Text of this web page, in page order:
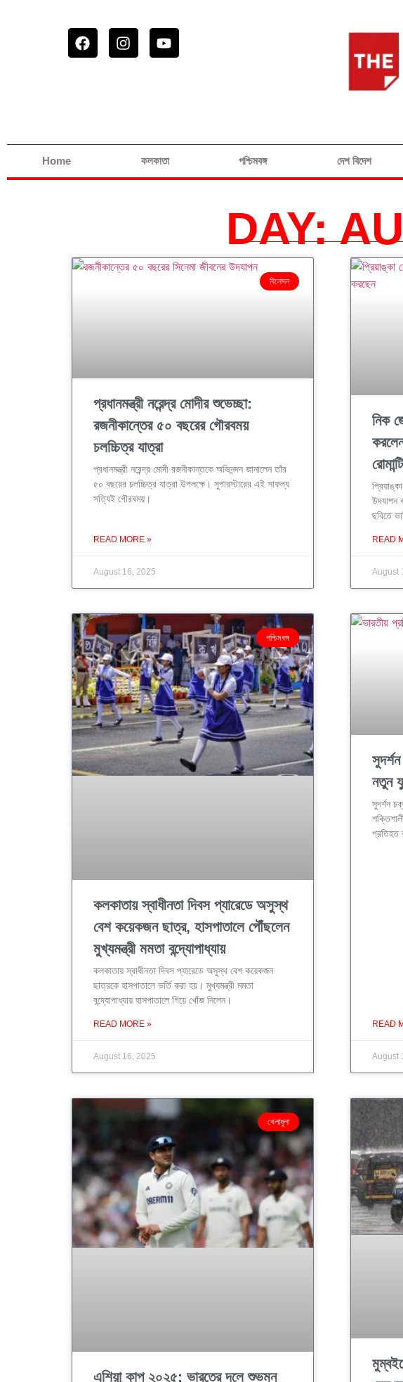
Home কলকাতা পশ্চিমবঙ্গ দেশ বিদেশ
DAY:
বিনোদন
প্রধানমন্ত্রী নরেন্দ্র মোদীর শুভেচ্ছা:
রজনীকান্তের ৫০ বছরের গৌরবময়
চলচ্চিত্র যাত্রা
প্রধানমন্ত্রী নরেন্দ্র মোদী রজনীকান্তকে অভিনন্দন জানালেন তাঁর
৫০ বছরের চলচ্চিত্র যাত্রা উপলক্ষে। সুপারস্টারের এই সাফল্য
সত্যিই গৌরবময়।
READ MORE »
August 16, 2025
নিক
উদযাপন
ছবিতে
READ
August
পশ্চিমবঙ্গ
কলকাতায় স্বাধীনতা দিবস প্যারেডে অসুস্থ
বেশ কয়েকজন ছাত্র, হাসপাতালে পৌঁছলেন
মুখ্যমন্ত্রী মমতা বন্দ্যোপাধ্যায়
কলকাতায় স্বাধীনতা দিবস প্যারেডে অসুস্থ বেশ কয়েকজন
ছাত্রকে হাসপাতালে ভর্তি করা হয়। মুখ্যমন্ত্রী মমতা
বন্দ্যোপাধ্যায় হাসপাতালে গিয়ে খোঁজ নিলেন।
READ MORE »
August 16, 2025
নতুন
সুদর্শন
প্রতিহত
READ
August
খেলাধুলা
এশিয়া কাপ ২০২৫: ভারতের দলে শুভমন